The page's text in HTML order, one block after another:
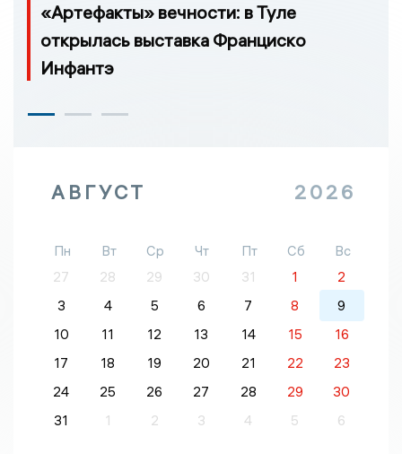
«Артефакты» вечности: в Туле
открылась выставка Франциско
Инфантэ
АВГУСТ 2026
Пн Вт Ср Чт Пт Сб
Вс
27
28 29 30 31 1
2
3
4 5 6 7 8
9
10
11 12 13 14 15
16
17
18 19 20 21 22
23
24
25 26 27 28 29
30
31
1 2 3 4 5 6